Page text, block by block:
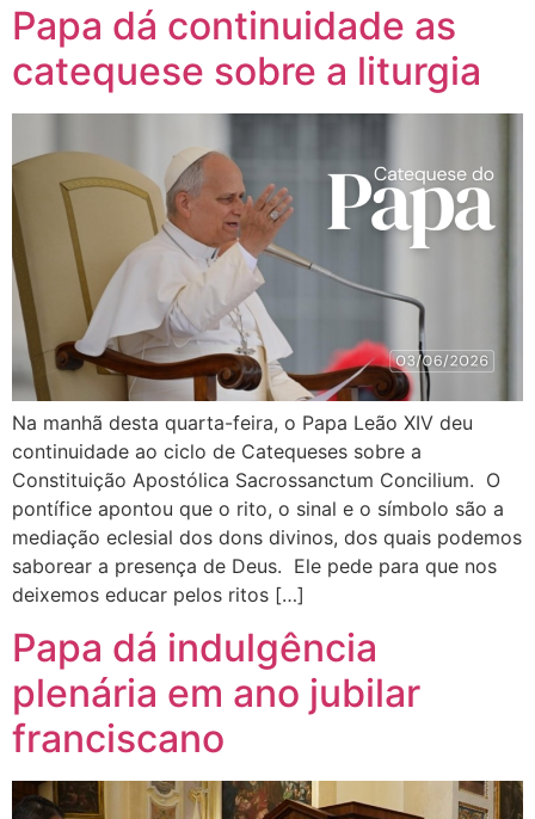
Papa dá continuidade as
catequese sobre a liturgia
Na manhã desta quarta-feira, o Papa Leão XIV deu
continuidade ao ciclo de Catequeses sobre a
Constituição Apostólica Sacrossanctum Concilium. O
pontífice apontou que o rito, o sinal e o símbolo são a
mediação eclesial dos dons divinos, dos quais podemos
saborear a presença de Deus. Ele pede para que nos
deixemos educar pelos ritos […]
Papa dá indulgência
plenária em ano jubilar
franciscano